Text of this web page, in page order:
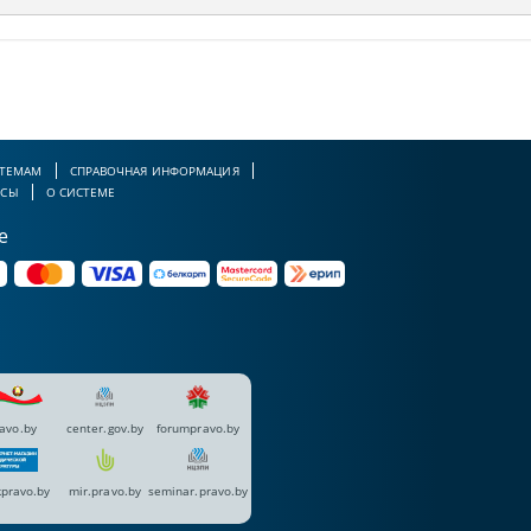
СПРАВОЧНАЯ ИНФОРМАЦИЯ
О СИСТЕМЕ
center.gov.by forumpravo.by
mir.pravo.by seminar.pravo.by